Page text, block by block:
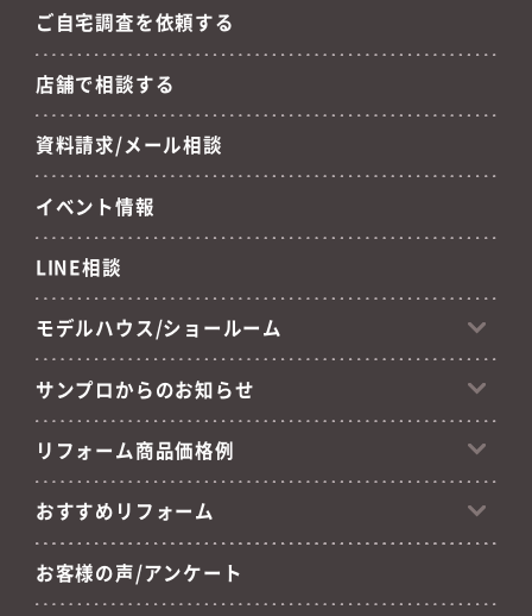
ご自宅調査を依頼する
店舗で相談する
資料請求/メール相談
イベント情報
LINE相談
モデルハウス/ショールーム
サンプロからのお知らせ
リフォーム商品価格例
おすすめリフォーム
お客様の声/アンケート